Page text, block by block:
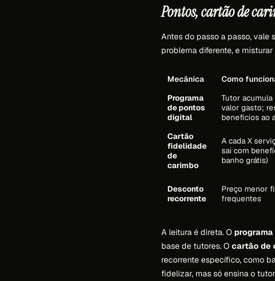
Pontos, cartão de
Antes do passo a passo, vale
problema diferente, e
Mecânica Como
Programa
de pontos
digital
Tutor
valor gasto;
benefícios ao
Cartão
fidelidade
de
carimbo
A cada X
sai com
banho grátis)
Desconto
recorrente
Preço menor
frequentes
A leitura é direta. O
base de tutores. O cartão de
recorrente específico, como
fidelizar, mas só ensina o